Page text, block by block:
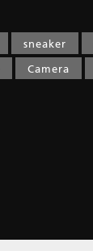
sneaker
Camera